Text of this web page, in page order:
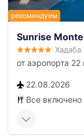
Sunrise
Хадаба
от аэропорта
22.08.2026
Все включено